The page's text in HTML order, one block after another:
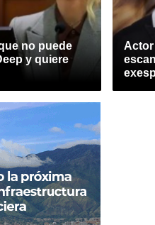
no puede
y quiere